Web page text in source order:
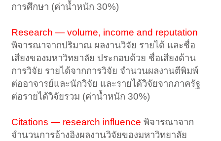
การศึกษา (ค่าน้ำหนัก 30%)
Research — volume, income and reputation
พิจารณาจากปริมาณ ผลงานวิจัย รายได้ และชื่อ
เสียงของมหาวิทยาลัย ประกอบด้วย ชื่อเสียงด้าน
การวิจัย รายได้จากการวิจัย จำนวนผลงานตีพิมพ์
ต่ออาจารย์และนักวิจัย และรายได้วิจัยจากภาครัฐ
ต่อรายได้วิจัยรวม (ค่าน้ำหนัก 30%)
Citations — research influence พิจารณาจาก
จำนวนการอ้างอิงผลงานวิจัยของมหาวิทยาลัย